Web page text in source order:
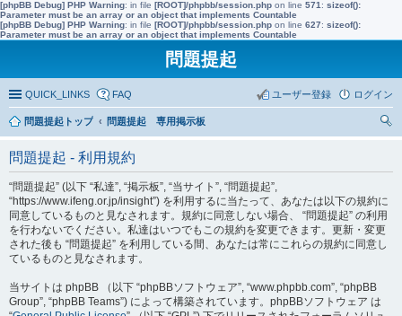
[phpBB Debug] PHP Warning: in file [ROOT]/phpbb/session.php on line 571 : sizeof():
Parameter must be an array or an object that implements Countable
[phpBB Debug] PHP Warning: in file [ROOT]/phpbb/session.php on line 627: sizeof():
Parameter must be an array or an object that implements Countable
問題提起
QUICK_LINKS FAQ ログイン
ユーザー登録
問題提起トップ
問題提起 専用掲示板
問題提起 - 利用規約
“問題提起” (以下 “私達”, “掲示板”, “当サイト”, “問題提起”,
“https://www.ifeng.or.jp/insight”) を利用するに当たって、あなたは以下の規約に
同意しているものと見なされます。規約に同意しない場合、 “問題提起” の利用
を行わないでください。私達はいつでもこの規約を変更できます。更新・変更
された後も “問題提起” を利用している間、あなたは常にこれらの規約に同意し
ているものと見なされます。
当サイトは phpBB （以下 “phpBBソフトウェア”, “www.phpbb.com”, “phpBB
Group”, “phpBB Teams”) によって構築されています。phpBBソフトウェア は